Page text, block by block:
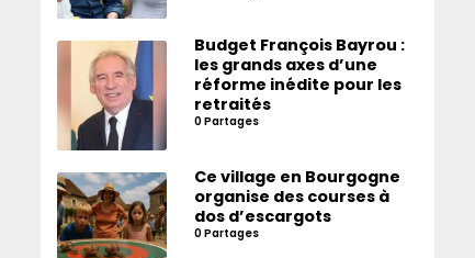
Budget François Bayrou :
les grands axes d’une
réforme inédite pour les
retraités
0 Partages
Ce village en Bourgogne
organise des courses à
dos d’escargots
0 Partages